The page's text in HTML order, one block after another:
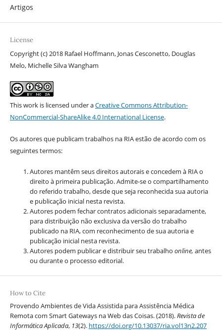
Artigos
License
Copyright (c) 2018 Rafael Hoffmann, Jonas Cesconetto, Douglas
Melo, Michelle Silva Wangham
This work is licensed under aCreative Commons Attribution-
NonCommercial-ShareAlike 4.0 International License.
Os autores que publicam trabalhos na RIA estão de acordo com os
seguintes termos:
Autores mantêm seus direitos autorais e concedem à RIA o
direito à primeira publicação. Admite-se o compartilhamento
do referido trabalho, desde que seja reconhecida sua autoria
e publicação inicial nesta revista.
Autores podem fechar contratos adicionais separadamente,
para distribuição não exclusiva da versão do trabalho
publicado na RIA, com reconhecimento de sua autoria e
publicação inicial nesta revista.
Autores podem publicar e distribuir seu trabalho online, antes
ou durante o processo editorial.
How to Cite
Provendo Ambientes de Vida Assistida para Assistência Médica
Remota com Smart Gateways na Web das Coisas. (2018).Revista de
Informática Aplicada, 13(2). https://doi.org/10.13037/ria.vol13n2.207